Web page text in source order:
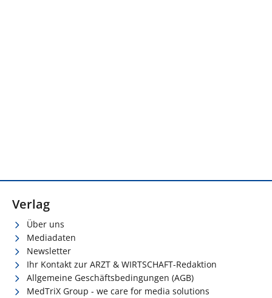
Verlag
Über uns
Mediadaten
Newsletter
Ihr Kontakt zur ARZT & WIRTSCHAFT-Redaktion
Allgemeine Geschäftsbedingungen (AGB)
MedTriX Group - we care for media solutions